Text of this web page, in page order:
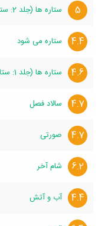
5 ستاره ها (جلد 2: ستاره است)
4.4 ستاره می شود
4.6 ستاره ها (جلد 1: ستاره می شود)
4.7 سالاد فصل
4.7 صورتی
6.2 شام آخر
4.4 آب و آتش